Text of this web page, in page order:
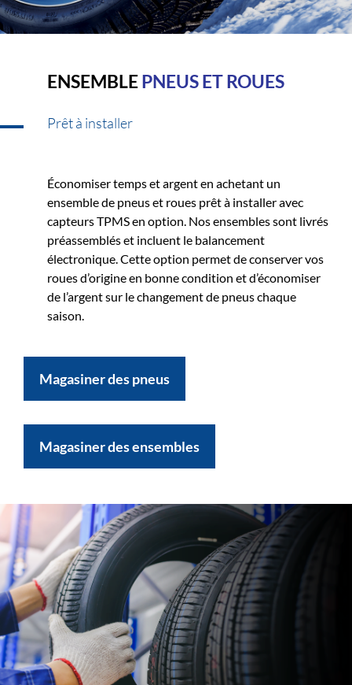
ENSEMBLEPNEUS ET ROUES
Prêt à installer
Économiser temps et argent en achetant un
ensemble de pneus et roues prêt à installer avec
capteurs TPMS en option. Nos ensembles sont livrés
préassemblés et incluent le balancement
électronique. Cette option permet de conserver vos
roues d’origine en bonne condition et d’économiser
de l’argent sur le changement de pneus chaque
saison.
Magasiner des pneus
Magasiner des ensembles